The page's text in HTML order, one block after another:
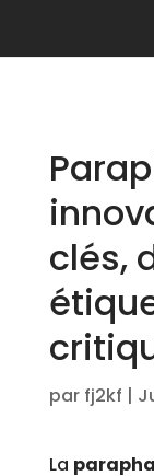
clés,
par fj2kf |
La